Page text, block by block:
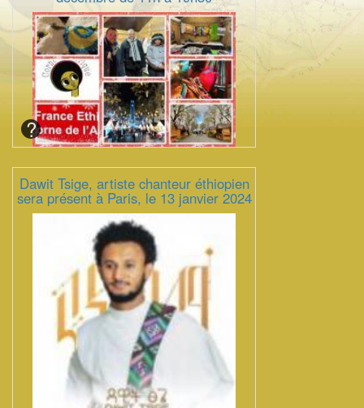
Dawit Tsige, artiste chanteur éthiopien
sera présent à Paris, le 13 janvier 2024